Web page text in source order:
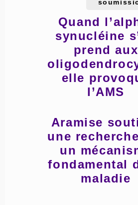
Quand
synucléine
prend aux
elle
l’AMS
Aramise
une
un
fondamental
maladie